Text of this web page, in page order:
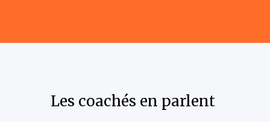
Les coachés en parlent